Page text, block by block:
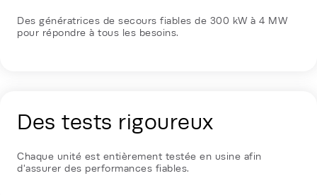
Des génératrices de secours fiables de 300 kW à 4 MW
pour répondre à tous les besoins.
Des tests rigoureux
Chaque unité est entièrement testée en usine afin
d'assurer des performances fiables.